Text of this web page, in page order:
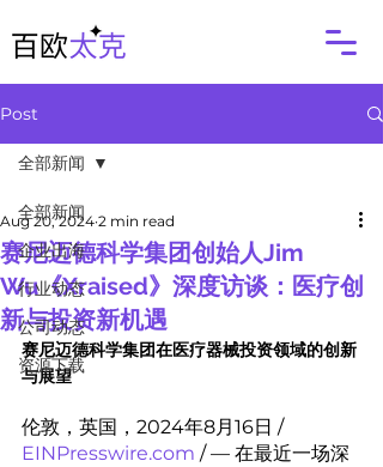
Post
全部新闻
企业出海
行业动态
公司动态
资源下载
全部新闻
赛尼迈德科学集团创始人Jim
Wu《Xraised》深度访谈：医疗创
新与投资新机遇
Aug 20, 2024 2 min read
赛尼迈德科学集团在医疗器械投资领域的创新
与展望
伦敦，英国，2024年8月16日 /
EINPresswire.com / — 在最近一场深